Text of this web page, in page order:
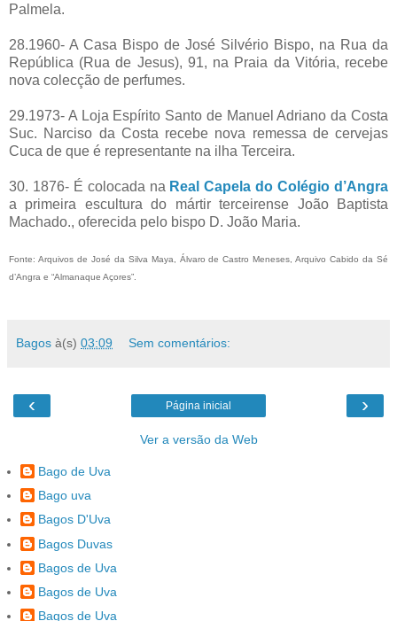
Palmela.
28.1960- A Casa Bispo de José Silvério Bispo, na Rua da
República (Rua de Jesus), 91, na Praia da Vitória, recebe
nova colecção de perfumes.
29.1973- A Loja Espírito Santo de Manuel Adriano da Costa
Suc. Narciso da Costa recebe nova remessa de cervejas
Cuca de que é representante na ilha Terceira.
30. 1876- É colocada na Real Capela do Colégio d’Angra
a primeira escultura do mártir terceirense João Baptista
Machado., oferecida pelo bispo D. João Maria.
Fonte: Arquivos de José da Silva Maya, Álvaro de Castro Meneses, Arquivo Cabido da Sé
d’Angra e “Almanaque Açores”.
Bagos à(s) 03:09 Sem comentários:
‹ ›
Página inicial
Ver a versão da Web
Bago de Uva
Bago uva
Bagos D'Uva
Bagos Duvas
Bagos de Uva
Bagos de Uva
Bagos de Uva